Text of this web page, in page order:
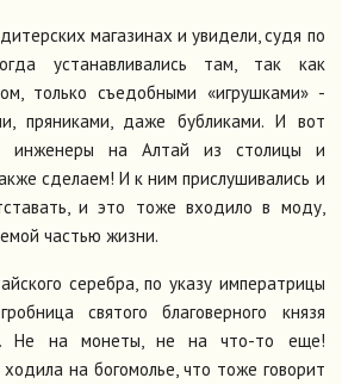
магазинах и увидели, судя по
устанавливались там, так как
только съедобными «игрушками» -
пряниками, даже бубликами. И вот
инженеры на Алтай из столицы и
сделаем! И к ним прислушивались и
и это тоже входило в моду,
частью жизни.
серебра, по указу императрицы
святого благоверного князя
Не на монеты, не на что-то еще!
на богомолье, что тоже говорит